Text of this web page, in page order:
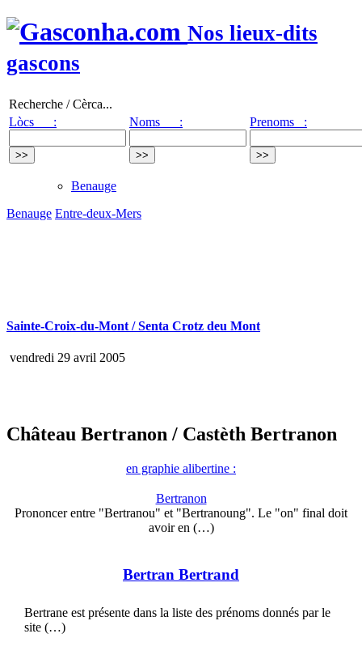
Nos lieux-dits
gascons
Recherche / Cèrca...
Lòcs :
Noms : Prenoms :
Benauge
Benauge Entre-deux-Mers
Sainte-Croix-du-Mont / Senta Crotz deu Mont
vendredi 29 avril 2005
Château Bertranon / Castèth Bertranon
en graphie alibertine :
Bertranon
Prononcer entre "Bertranou" et "Bertranoung". Le "on" final doit
avoir en (…)
Bertran Bertrand
Bertrane est présente dans la liste des prénoms donnés par le
site (…)